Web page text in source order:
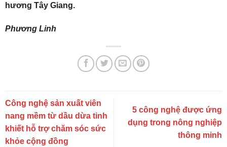
hương Tây Giang.
Phương Linh
Công nghệ sản xuất viên
nang mềm từ dầu dừa tinh
khiết hỗ trợ chăm sóc sức
khỏe cộng đồng
5 công nghệ được ứng
dụng trong nông nghiệp
thông minh